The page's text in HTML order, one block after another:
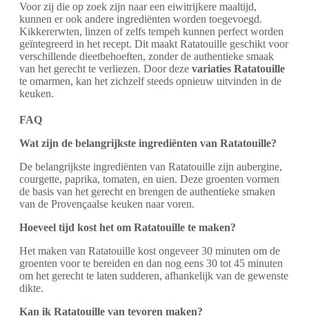
Voor zij die op zoek zijn naar een eiwitrijkere maaltijd,
kunnen er ook andere ingrediënten worden toegevoegd.
Kikkererwten, linzen of zelfs tempeh kunnen perfect worden
geïntegreerd in het recept. Dit maakt Ratatouille geschikt voor
verschillende dieetbehoeften, zonder de authentieke smaak
van het gerecht te verliezen. Door deze variaties Ratatouille
te omarmen, kan het zichzelf steeds opnieuw uitvinden in de
keuken.
FAQ
Wat zijn de belangrijkste ingrediënten van Ratatouille?
De belangrijkste ingrediënten van Ratatouille zijn aubergine,
courgette, paprika, tomaten, en uien. Deze groenten vormen
de basis van het gerecht en brengen de authentieke smaken
van de Provençaalse keuken naar voren.
Hoeveel tijd kost het om Ratatouille te maken?
Het maken van Ratatouille kost ongeveer 30 minuten om de
groenten voor te bereiden en dan nog eens 30 tot 45 minuten
om het gerecht te laten sudderen, afhankelijk van de gewenste
dikte.
Kan ik Ratatouille van tevoren maken?